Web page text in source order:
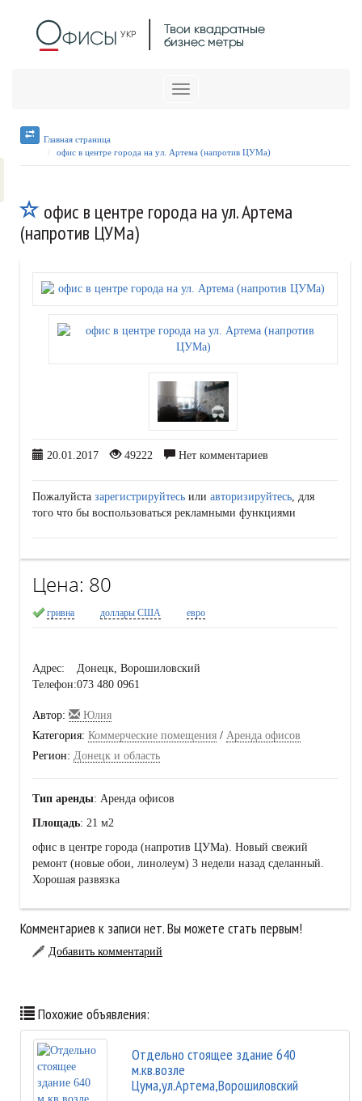
Меню
Главная страница
офис в центре города на ул. Артема (напротив ЦУМа)
офис в центре города на ул. Артема
(напротив ЦУМа)
20.01.2017 49222 Нет комментариев
Пожалуйста зарегистрируйтесь или авторизируйтесь, для
того что бы воспользоваться рекламными функциями
Цена: 80
гривна доллары США евро
Адрес:
Донецк, Ворошиловский
Телефон:073 480 0961
Автор:
Юлия
Категория: Коммерческие помещения / Аренда офисов
Регион: Донецк и область
Тип аренды: Аренда офисов
Площадь: 21 м2
офис в центре города (напротив ЦУМа). Новый свежий
ремонт (новые обои, линолеум) 3 недели назад сделанный.
Хорошая развязка
Комментариев к записи нет. Вы можете стать первым!
Добавить комментарий
Похожие объявления:
Отдельно стоящее здание 640
м.кв.возле
Цума,ул.Артема,Ворошиловский